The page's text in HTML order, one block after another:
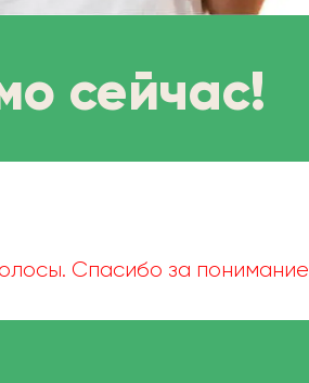
сейчас!
Спасибо за понимание